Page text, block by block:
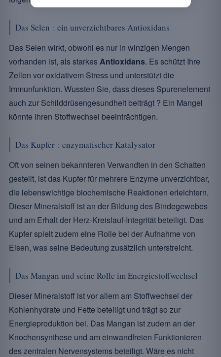
Das Selen : ein unverzichtbares Antioxidans
Das Selen wirkt, obwohl es nur in winzigen Mengen
vorhanden ist, als starkesAntioxidans. Es schützt Ihre
Zellen vor oxidativem Stress und unterstützt die
Immunfunktion. Wussten Sie, dass dieses Spurenelement
auch zur Schilddrüsengesundheit beiträgt ? Ein Mangel
könnte Ihren Stoffwechsel beeinträchtigen.
Das Kupfer : enzymatischer Katalysator
Oft von seinen bekannteren Verwandten in den Schatten
gestellt, ist das Kupfer für mehrere Enzyme unverzichtbar,
die lebenswichtige biochemische Reaktionen erleichtern.
Dieser Mineralstoff ist an der Bildung des Bindegewebes
und am Erhalt der Herz-Kreislauf-Integrität beteiligt. Das
Kupfer spielt zudem eine Rolle bei der Aufnahme von
Eisen, was seine Bedeutung zusätzlich unterstreicht.
Das Mangan und seine Rolle im Energiestoffwechsel
Dieser Mineralstoff ist vor allem am Stoffwechsel der
Kohlenhydrate und Fette beteiligt und trägt so zur
Energieproduktion bei. Das Mangan ist zudem an der
Knochensynthese und am einwandfreien Funktionieren
des zentralen Nervensystems beteiligt. Wäre es nicht